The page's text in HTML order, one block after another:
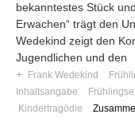
bekanntestes Stück
Erwachen“ trägt den
Wedekind zeigt den
Jugendlichen und den
+
Frank Wedekind
Inhaltsangabe
Kindertragödie